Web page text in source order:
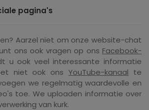
pagina's
Aarzel niet om onze website-chat
ons ook vragen op ons Facebook-
u ook veel interessante informatie
niet ook ons YouTube-kanaal te
we regelmatig waardevolle en
toe. We uploaden informatie over
van kurk.